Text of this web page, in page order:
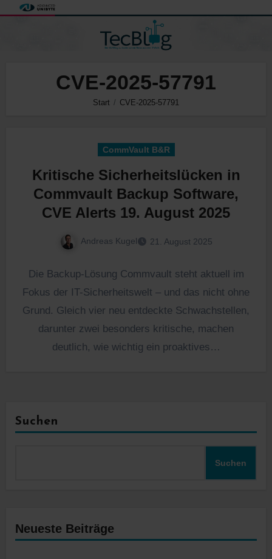
CVE-2025-57791
Start CVE-2025-57791
CommVault B&R
Kritische Sicherheitslücken in
Commvault Backup Software,
CVE Alerts 19. August 2025
Andreas Kugel 21. August 2025
Die Backup-Lösung Commvault steht aktuell im
Fokus der IT-Sicherheitswelt – und das nicht ohne
Grund. Gleich vier neu entdeckte Schwachstellen,
darunter zwei besonders kritische, machen
deutlich, wie wichtig ein proaktives…
Suchen
Suchen
Neueste Beiträge